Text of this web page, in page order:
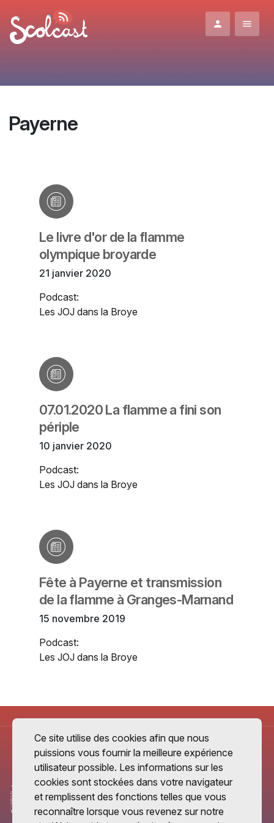
Payerne
Le livre d'or de la flamme
olympique broyarde
21 janvier 2020
Podcast:
Les JOJ dans la Broye
07.01.2020 La flamme a fini son
périple
10 janvier 2020
Podcast:
Les JOJ dans la Broye
Fête à Payerne et transmission
de la flamme à Granges-Marnand
15 novembre 2019
Podcast:
Les JOJ dans la Broye
Ce site utilise des cookies afin que nous
puissions vous fournir la meilleure expérience
utilisateur possible. Les informations sur les
cookies sont stockées dans votre navigateur
et remplissent des fonctions telles que vous
reconnaître lorsque vous revenez sur notre